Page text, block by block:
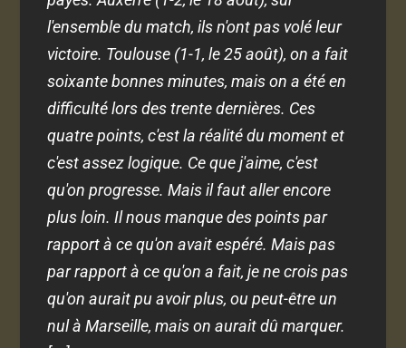
l'ensemble du match, ils n'ont pas volé leur
victoire. Toulouse (1-1, le 25 août), on a fait
soixante bonnes minutes, mais on a été en
difficulté lors des trente dernières. Ces
quatre points, c'est la réalité du moment et
c'est assez logique. Ce que j'aime, c'est
qu'on progresse. Mais il faut aller encore
plus loin. Il nous manque des points par
rapport à ce qu'on avait espéré. Mais pas
par rapport à ce qu'on a fait, je ne crois pas
qu'on aurait pu avoir plus, ou peut-être un
nul à Marseille, mais on aurait dû marquer.